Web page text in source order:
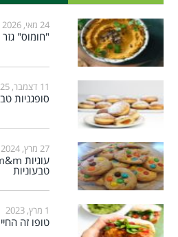
24 מאי, 2026
"חומוס"
11 דצמבר, 2025
סופגניות
27 מרץ, 2024
טבעוניות
1 מרץ, 2023
טופו זה